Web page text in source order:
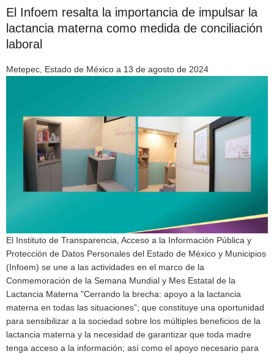
El Infoem resalta la importancia de impulsar la
lactancia materna como medida de conciliación
laboral
Metepec, Estado de México a 13 de agosto de 2024
El Instituto de Transparencia, Acceso a la Información Pública y
Protección de Datos Personales del Estado de México y Municipios
(Infoem) se une a las actividades en el marco de la
Conmemoración de la Semana Mundial y Mes Estatal de la
Lactancia Materna "Cerrando la brecha: apoyo a la lactancia
materna en todas las situaciones”; que constituye una oportunidad
para sensibilizar a la sociedad sobre los múltiples beneficios de la
lactancia materna y la necesidad de garantizar que toda madre
tenga acceso a la información; así como el apoyo necesario para